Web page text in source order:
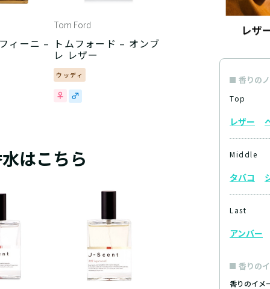
香りの
Top
レザー
Middle
タバコ
Last
アンバー
香りの
香りのイメ
ィーニ –
Tom Ford
トムフォード – オンブ
レ レザー
ウッディ
はこちら